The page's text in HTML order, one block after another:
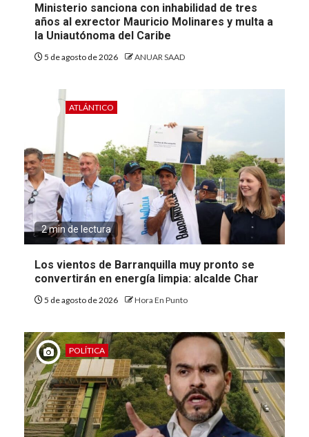
Ministerio sanciona con inhabilidad de tres
años al exrector Mauricio Molinares y multa a
la Uniautónoma del Caribe
5 de agosto de 2026 ANUAR SAAD
ATLÁNTICO
2 min de lectura
Los vientos de Barranquilla muy pronto se
convertirán en energía limpia: alcalde Char
5 de agosto de 2026 Hora En Punto
POLÍTICA